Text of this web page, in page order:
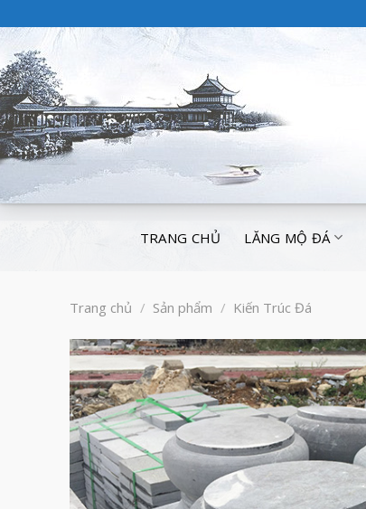
TRANG CHỦ LĂNG MỘ ĐÁ
Trang chủ / Sản phẩm / Kiến Trúc Đá